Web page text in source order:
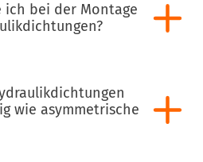
ich bei der Montage
wie asymmetrische